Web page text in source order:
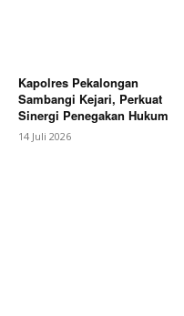
Kapolres Pekalongan
Sambangi Kejari, Perkuat
Sinergi Penegakan Hukum
14 Juli 2026